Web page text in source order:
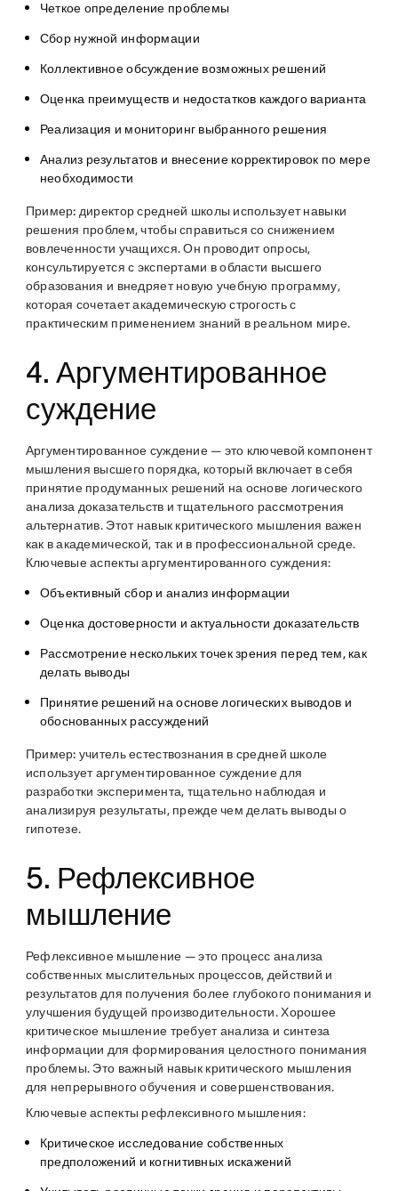
Четкое определение проблемы
Сбор нужной информации
Коллективное обсуждение возможных решений
Оценка преимуществ и недостатков каждого варианта
Реализация и мониторинг выбранного решения
Анализ результатов и внесение корректировок по мере
необходимости
Пример: директор средней школы использует навыки
решения проблем, чтобы справиться со снижением
вовлеченности учащихся. Он проводит опросы,
консультируется с экспертами в области высшего
образования и внедряет новую учебную программу,
которая сочетает академическую строгость с
практическим применением знаний в реальном мире.
4. Аргументированное
суждение
Аргументированное суждение — это ключевой компонент
мышления высшего порядка, который включает в себя
принятие продуманных решений на основе логического
анализа доказательств и тщательного рассмотрения
альтернатив. Этот навык критического мышления важен
как в академической, так и в профессиональной среде.
Ключевые аспекты аргументированного суждения:
Объективный сбор и анализ информации
Оценка достоверности и актуальности доказательств
Рассмотрение нескольких точек зрения перед тем, как
делать выводы
Принятие решений на основе логических выводов и
обоснованных рассуждений
Пример: учитель естествознания в средней школе
использует аргументированное суждение для
разработки эксперимента, тщательно наблюдая и
анализируя результаты, прежде чем делать выводы о
гипотезе.
5. Рефлексивное
мышление
Рефлексивное мышление — это процесс анализа
собственных мыслительных процессов, действий и
результатов для получения более глубокого понимания и
улучшения будущей производительности. Хорошее
критическое мышление требует анализа и синтеза
информации для формирования целостного понимания
проблемы. Это важный навык критического мышления
для непрерывного обучения и совершенствования.
Ключевые аспекты рефлексивного мышления:
Критическое исследование собственных
предположений и когнитивных искажений